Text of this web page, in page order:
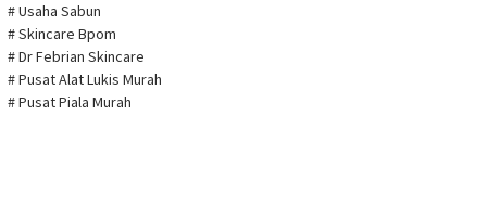
# Usaha Sabun
# Skincare Bpom
# Dr Febrian Skincare
# Pusat Alat Lukis Murah
# Pusat Piala Murah